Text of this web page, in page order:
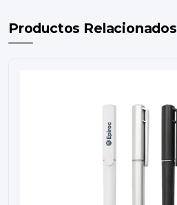
Productos Relacionados